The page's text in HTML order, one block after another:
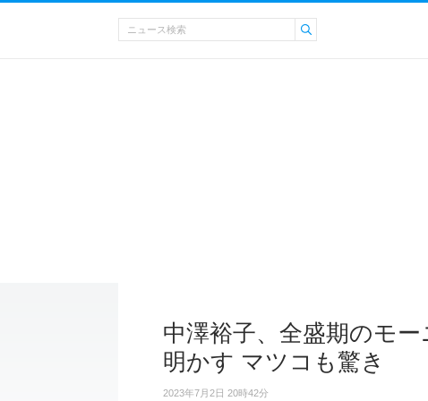
中澤裕子、全盛期のモ
明かす マツコも驚き
2023年7月2日 20時42分